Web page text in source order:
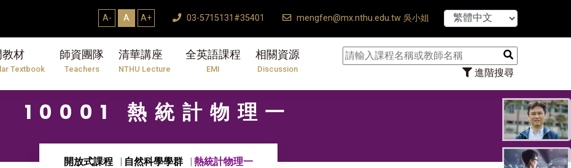
A- A A+ 03-5715131#35401 mengfen@mx.nthu.edu.tw 吳小姐
教材
Textbook
師資團隊
Teachers
清華講座
NTHU Lecture
全英語課程
EMI
相關資源
Discussion 進階搜尋
【7/31】114
10001 熱統計物理一
開放式課程 自然科學學群 熱統計物理一